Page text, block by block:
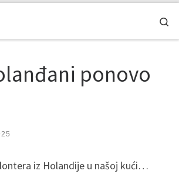
ponovo
iz Holandije u našoj kući…